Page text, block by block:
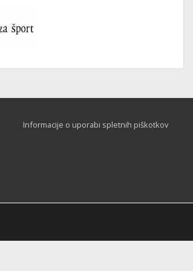
Informacije o uporabi spletnih piškotkov